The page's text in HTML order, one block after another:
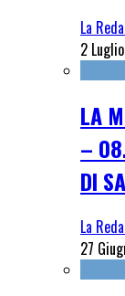
La
2
LA
–
DI
La
27